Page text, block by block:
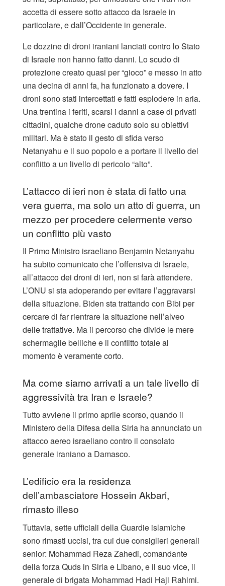
accetta di essere sotto attacco da Israele in
particolare, e dall’Occidente in generale.
Le dozzine di droni iraniani lanciati contro lo Stato
di Israele non hanno fatto danni. Lo scudo di
protezione creato quasi per “gioco” e messo in atto
una decina di anni fa, ha funzionato a dovere. I
droni sono stati intercettati e fatti esplodere in aria.
Una trentina i feriti, scarsi i danni a case di privati
cittadini, qualche drone caduto solo su obiettivi
militari. Ma è stato il gesto di sfida verso
Netanyahu e il suo popolo e a portare il livello del
conflitto a un livello di pericolo “alto”.
L’attacco di ieri non è stata di fatto una
vera guerra, ma solo un atto di guerra, un
mezzo per procedere celermente verso
un conflitto più vasto
Il Primo Ministro israeliano Benjamin Netanyahu
ha subito comunicato che l’offensiva di Israele,
all’attacco dei droni di ieri, non si farà attendere.
L’ONU si sta adoperando per evitare l’aggravarsi
della situazione. Biden sta trattando con Bibi per
cercare di far rientrare la situazione nell’alveo
delle trattative. Ma il percorso che divide le mere
schermaglie belliche e il conflitto totale al
momento è veramente corto.
Ma come siamo arrivati a un tale livello di
aggressività tra Iran e Israele?
Tutto avviene il primo aprile scorso, quando il
Ministero della Difesa della Siria ha annunciato un
attacco aereo israeliano contro il consolato
generale iraniano a Damasco.
L’edificio era la residenza
dell’ambasciatore Hossein Akbari,
rimasto illeso
Tuttavia, sette ufficiali della Guardie islamiche
sono rimasti uccisi, tra cui due consiglieri generali
senior: Mohammad Reza Zahedi, comandante
della forza Quds in Siria e Libano, e il suo vice, il
generale di brigata Mohammad Hadi Haji Rahimi.